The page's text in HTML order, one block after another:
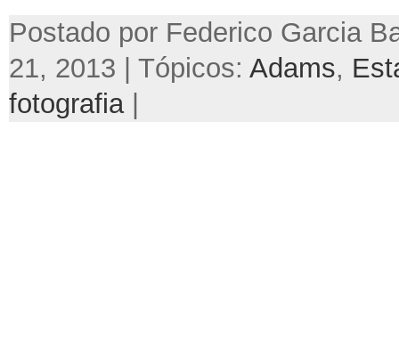
Postado por Federico Garcia
21, 2013 | Tópicos: Adams,
fotografia|